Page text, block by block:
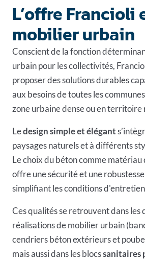
L’offre Francioli
mobilier urbain
Conscient de la fonction
urbain pour les collectivités,
proposer des solutions durables
aux besoins de toutes les
zone urbaine dense ou en territoire
Ledesign simple et élégant
paysages naturels et à différents
Le choix du béton comme
offre une sécurité et une
simplifiant les conditions
Ces qualités se retrouvent dans
réalisations de mobilier urbain
cendriers béton extérieurset
mais aussi dans les blocssanitaires